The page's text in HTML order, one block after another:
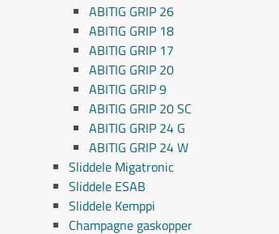
ABITIG GRIP 26
ABITIG GRIP 18
ABITIG GRIP 17
ABITIG GRIP 20
ABITIG GRIP 9
ABITIG GRIP 20 SC
ABITIG GRIP 24 G
ABITIG GRIP 24 W
Sliddele Migatronic
Sliddele ESAB
Sliddele Kemppi
Champagne gaskopper